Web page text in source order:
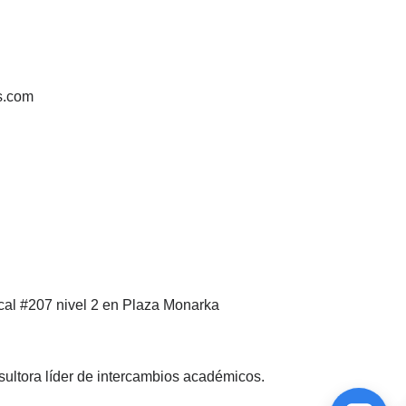
#207 nivel 2 en Plaza Monarka
líder de intercambios académicos.